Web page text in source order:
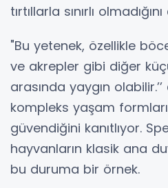
tırtıllarla sınırlı
"Bu yetenek, özellikle
ve akrepler gibi diğer
arasında yaygın
kompleks yaşam
güvendiğini kanıtlıyor.
hayvanların klasik ana
bu duruma bir örnek.